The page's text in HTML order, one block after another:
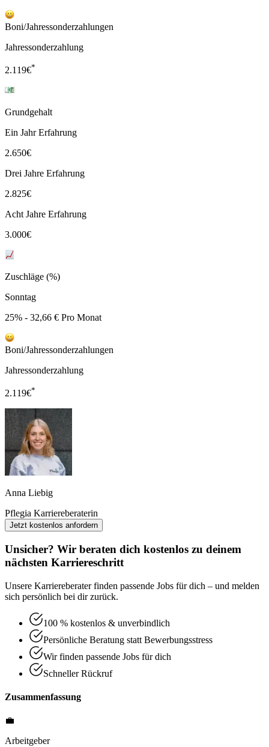
Boni/Jahressonderzahlungen
Jahressonderzahlung
2.119€*
Grundgehalt
Ein Jahr Erfahrung
2.650€
Drei Jahre Erfahrung
2.825€
Acht Jahre Erfahrung
3.000€
Zuschläge (%)
Sonntag
25% - 32,66 € Pro Monat
Boni/Jahressonderzahlungen
Jahressonderzahlung
2.119€*
Anna Liebig
Pflegia Karriereberaterin
Jetzt kostenlos anfordern
Unsicher? Wir beraten dich kostenlos zu deinem
nächsten Karriereschritt
Unsere Karriereberater finden passende Jobs für dich – und melden
sich persönlich bei dir zurück.
100 % kostenlos & unverbindlich
Persönliche Beratung statt Bewerbungsstress
Wir finden passende Jobs für dich
Schneller Rückruf
Zusammenfassung
💼
Arbeitgeber